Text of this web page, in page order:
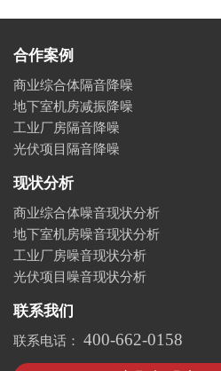
合作案例
商业综合体隔音降噪
地下室机房减振降噪
工业厂房隔音降噪
光伏项目隔音降噪
现状分析
商业综合体噪音现状分析
地下室机房噪音现状分析
工业厂房噪音现状分析
光伏项目噪音现状分析
联系我们
联系电话： 400-662-0158